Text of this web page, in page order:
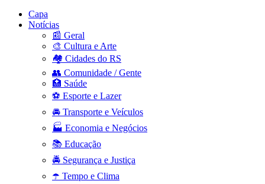
Capa
Notícias
📰 Geral
🎨 Cultura e Arte
🏘️ Cidades do RS
👥 Comunidade / Gente
🏥 Saúde
⚽ Esporte e Lazer
🚘 Transporte e Veículos
🏭 Economia e Negócios
📚 Educação
🚔 Segurança e Justiça
☂️ Tempo e Clima